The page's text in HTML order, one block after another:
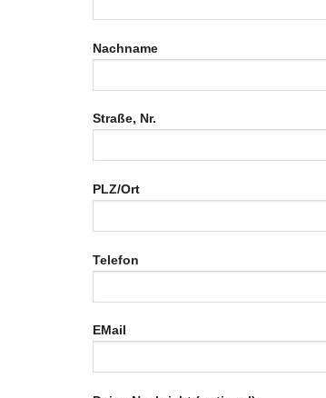
Nachname
Straße, Nr.
PLZ/Ort
Telefon
EMail